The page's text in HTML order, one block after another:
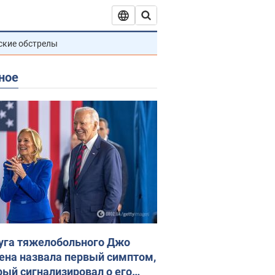
обстрелы
тяжелобольного Джо
назвала первый симптом,
сигнализировал о его